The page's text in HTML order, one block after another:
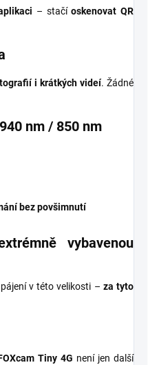
– stačí oskenovat QR
i krátkých videí. Žádné
nm / 850 nm
bez povšimnutí
vybavenou
v této velikosti – za tyto
Tiny 4G není jen další